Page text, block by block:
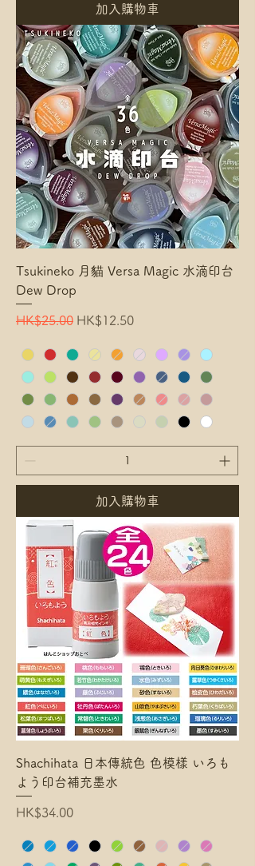
加入購物車
Tsukineko 月貓 Versa Magic 水滴印台
Dew Drop
Regular Price
HK$25.00 Sale Price
HK$12.50
加入購物車
Shachihata 日本傳統色 色模樣 いろも
よう印台補充墨水
Price
HK$34.00